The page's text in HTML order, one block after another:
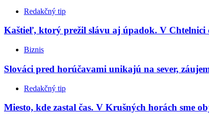
Redakčný tip
Kaštieľ, ktorý prežil slávu aj úpadok. V Chtelnici
Biznis
Slováci pred horúčavami unikajú na sever,
Redakčný tip
Miesto, kde zastal čas. V Krušných horách sme